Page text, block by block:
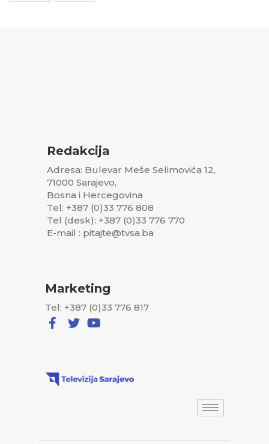
Redakcija
Adresa: Bulevar Meše Selimovića 12,
71000 Sarajevo,
Bosna i Hercegovina
Tel: +387 (0)33 776 808
Tel (desk): +387 (0)33 776 770
E-mail : pitajte@tvsa.ba
Marketing
Tel: +387 (0)33 776 817